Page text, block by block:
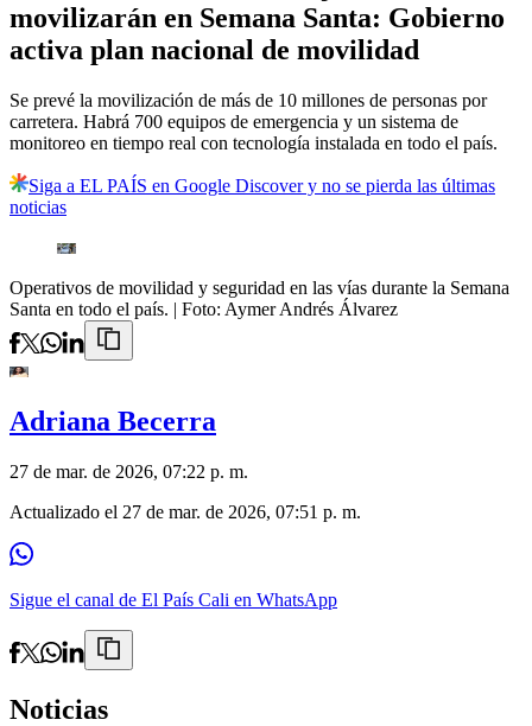
movilizarán en Semana Santa: Gobierno
activa plan nacional de movilidad
Se prevé la movilización de más de 10 millones de personas por
carretera. Habrá 700 equipos de emergencia y un sistema de
monitoreo en tiempo real con tecnología instalada en todo el país.
Siga a EL PAÍS en Google Discover y no se pierda las últimas
noticias
Operativos de movilidad y seguridad en las vías durante la Semana
Santa en todo el país. | Foto: Aymer Andrés Álvarez
Adriana Becerra
27 de mar. de 2026, 07:22 p. m.
Actualizado el 27 de mar. de 2026, 07:51 p. m.
Sigue el canal de El País Cali en WhatsApp
Noticias